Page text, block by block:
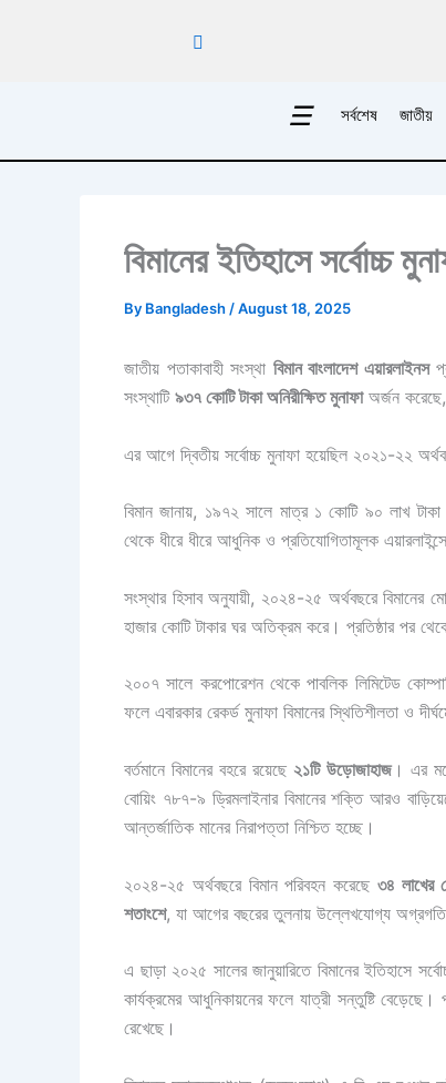
☰ সর্বশেষ জাতীয়
বিমানের ইতিহাসে সর্বোচ্চ
By Bangladesh /August 18, 2025
জাতীয় পতাকাবাহী সংস্থা বিমান বাংলাদেশ এয়ারলাইনস
সংস্থাটি ৯৩৭ কোটি টাকা অনিরীক্ষিত মুনাফাঅর্জন করেছে,
এর আগে দ্বিতীয় সর্বোচ্চ মুনাফা হয়েছিল ২০২১-২২
বিমান জানায়, ১৯৭২ সালে মাত্র ১ কোটি ৯০ লাখ টাকা
থেকে ধীরে ধীরে আধুনিক ও প্রতিযোগিতামূলক
সংস্থার হিসাব অনুযায়ী, ২০২৪-২৫ অর্থবছরে বিমানের
হাজার কোটি টাকার ঘর অতিক্রম করে। প্রতিষ্ঠার পর
২০০৭ সালে করপোরেশন থেকে পাবলিক লিমিটেড
ফলে এবারকার রেকর্ড মুনাফা বিমানের স্থিতিশীলতা ও
বর্তমানে বিমানের বহরে রয়েছে ২১টি উড়োজাহাজ। এর
বোয়িং ৭৮৭-৯ ড্রিমলাইনার বিমানের শক্তি আরও
আন্তর্জাতিক মানের নিরাপত্তা নিশ্চিত হচ্ছে।
২০২৪-২৫ অর্থবছরে বিমান পরিবহন করেছে৩৪ লাখের
শতাংশে, যা আগের বছরের তুলনায় উল্লেখযোগ্য
এ ছাড়া ২০২৫ সালের জানুয়ারিতে বিমানের ইতিহাসে
কার্যক্রমের আধুনিকায়নের ফলে যাত্রী সন্তুষ্টি বেড়েছে।
রেখেছে।